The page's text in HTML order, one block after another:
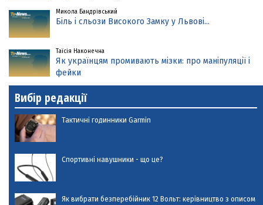
Микола Бандрівський
Біль і сльози Високого Замку у Львові...
Таїсія Наконечна
Як українцям промивають мізки: про маніпуляції і
фейки
Вибір редакції
Тактичні годинники Garmin
Спортивні навушники - що це?
Як вибрати безперебійник 12 Вольт: керівництво з описом